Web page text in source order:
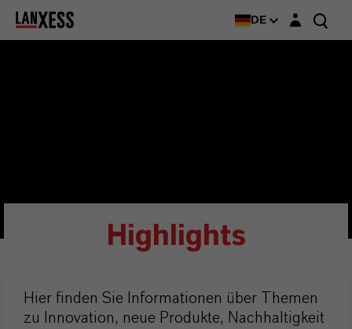
DE Login-Maske
Highlights
Hier finden Sie Informationen über Themen
zu Innovation, neue Produkte, Nachhaltigkeit